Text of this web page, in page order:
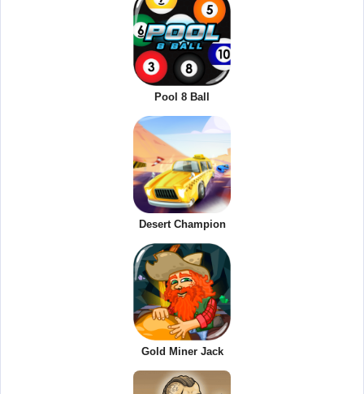
Pool 8 Ball
Desert Champion
Gold Miner Jack